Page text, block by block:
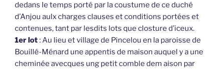
dedans le temps porté par la coustume de ce duché
d’Anjou aulx charges clauses et conditions portées et
contenues, tant par lesdits lots que closture d’iceux.
1er lot: Au lieu et village de Pincelou en la paroisse de
Bouillé-Ménard une appentis de maison auquel y a une
cheminée avecques ung petit comble dem aison par